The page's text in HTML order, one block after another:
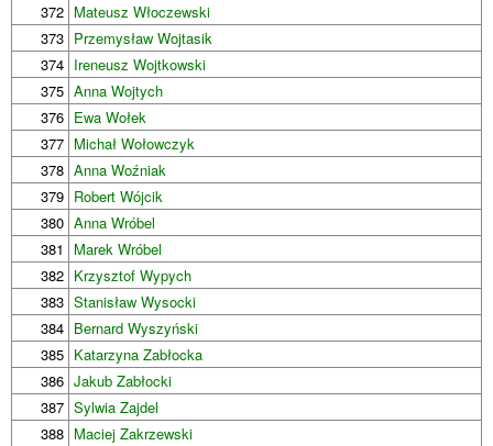
372 Mateusz Włoczewski
373 Przemysław Wojtasik
374 Ireneusz Wojtkowski
375 Anna Wojtych
376 Ewa Wołek
377 Michał Wołowczyk
378 Anna Woźniak
379 Robert Wójcik
380 Anna Wróbel
381
Marek Wróbel
382 Krzysztof Wypych
383 Stanisław Wysocki
384 Bernard Wyszyński
385 Katarzyna Zabłocka
386 Jakub Zabłocki
387 Sylwia Zajdel
388 Maciej Zakrzewski